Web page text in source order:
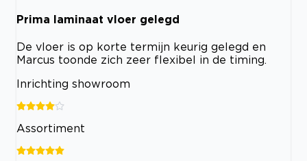
Prima laminaat vloer gelegd
De vloer is op korte termijn keurig gelegd en
Marcus toonde zich zeer flexibel in de timing.
Inrichting showroom
Assortiment